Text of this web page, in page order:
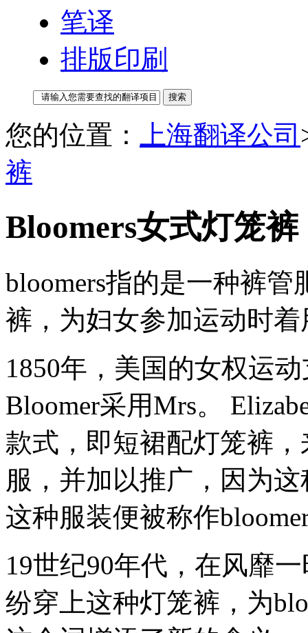
笔译
排版印刷
您的位置： 上海翻译公司
裤
Bloomers女式灯笼裤
bloomers指的是一种裤
裤，为妇女参加运动时着
1850年，美国的女权运
Bloomer采用Mrs。
款式，即短裙配灯笼裤
服，并加以推广，因为
这种服装便被称作
19世纪90年代，在风靡
纷穿上这种灯笼裤，为